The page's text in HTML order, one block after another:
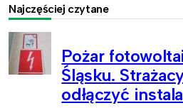
Najczęściej czytane
Pożar
Śląsku.
odłączyć